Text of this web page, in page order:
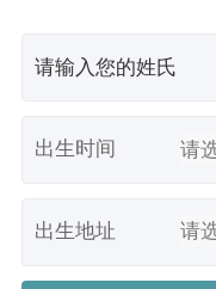
出生时间
出生地址